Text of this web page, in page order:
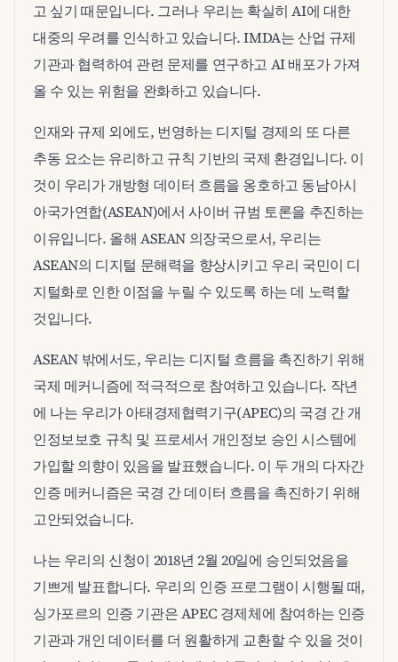
고 싶기 때문입니다. 그러나 우리는 확실히 AI에 대한
대중의 우려를 인식하고 있습니다. IMDA는 산업 규제
기관과 협력하여 관련 문제를 연구하고 AI 배포가 가져
올 수 있는 위험을 완화하고 있습니다.
인재와 규제 외에도, 번영하는 디지털 경제의 또 다른
추동 요소는 유리하고 규칙 기반의 국제 환경입니다. 이
것이 우리가 개방형 데이터 흐름을 옹호하고 동남아시
아국가연합(ASEAN)에서 사이버 규범 토론을 추진하는
이유입니다. 올해 ASEAN 의장국으로서, 우리는
ASEAN의 디지털 문해력을 향상시키고 우리 국민이 디
지털화로 인한 이점을 누릴 수 있도록 하는 데 노력할
것입니다.
ASEAN 밖에서도, 우리는 디지털 흐름을 촉진하기 위해
국제 메커니즘에 적극적으로 참여하고 있습니다. 작년
에 나는 우리가 아태경제협력기구(APEC)의 국경 간 개
인정보보호 규칙 및 프로세서 개인정보 승인 시스템에
가입할 의향이 있음을 발표했습니다. 이 두 개의 다자간
인증 메커니즘은 국경 간 데이터 흐름을 촉진하기 위해
고안되었습니다.
나는 우리의 신청이 2018년 2월 20일에 승인되었음을
기쁘게 발표합니다. 우리의 인증 프로그램이 시행될 때,
싱가포르의 인증 기관은 APEC 경제체에 참여하는 인증
기관과 개인 데이터를 더 원활하게 교환할 수 있을 것이